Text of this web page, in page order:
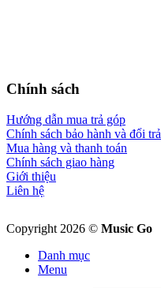
Chính sách
Hướng dẫn mua trả góp
Chính sách bảo hành và đổi trả
Mua hàng và thanh toán
Chính sách giao hàng
Giới thiệu
Liên hệ
Copyright 2026 © Music Go
Danh mục
Menu